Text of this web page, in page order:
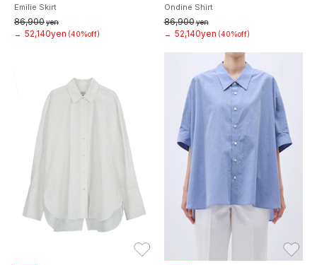
Emilie Skirt
86,900yen
→ 52,140yen (40%off)
Ondine Shirt
86,900yen
→ 52,140yen (40%off)